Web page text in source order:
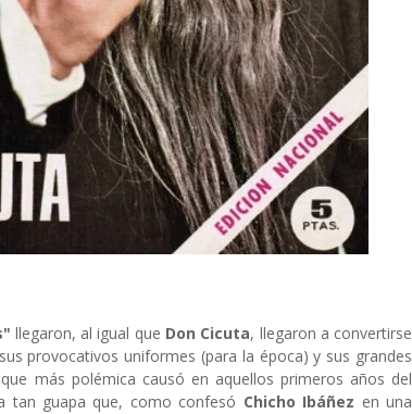
llegaron, al igual que Don Cicuta, llegaron a convertirse
provocativos uniformes (para la época) y sus grandes
más polémica causó en aquellos primeros años del
tan guapa que, como confesó Chicho Ibáñez en una